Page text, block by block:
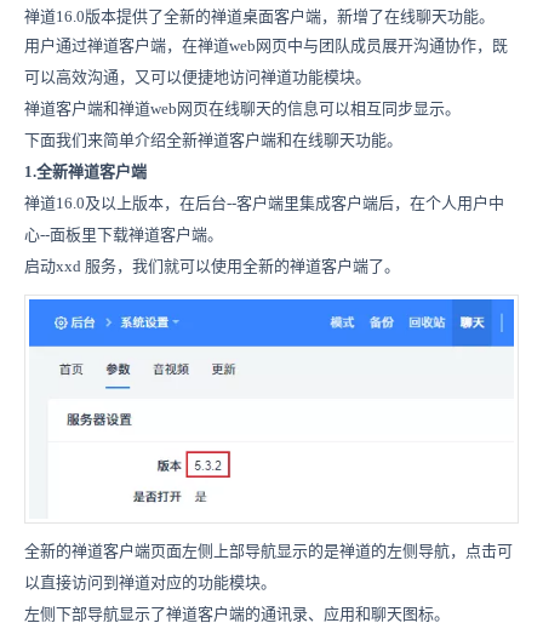
禅道16.0版本提供了全新的禅道桌面客户端，新增了在线聊天功能。
用户通过禅道客户端，在禅道web网页中与团队成员展开沟通协作，既
可以高效沟通，又可以便捷地访问禅道功能模块。
禅道客户端和禅道web网页在线聊天的信息可以相互同步显示。
下面我们来简单介绍全新禅道客户端和在线聊天功能。
1.全新禅道客户端
禅道16.0及以上版本，在后台--客户端里集成客户端后，在个人用户中
心--面板里下载禅道客户端。
启动xxd 服务，我们就可以使用全新的禅道客户端了。
全新的禅道客户端页面左侧上部导航显示的是禅道的左侧导航，点击可
以直接访问到禅道对应的功能模块。
左侧下部导航显示了禅道客户端的通讯录、应用和聊天图标。